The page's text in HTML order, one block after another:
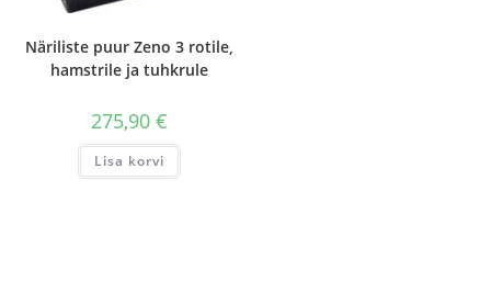
Näriliste puur Zeno 3 rotile,
hamstrile ja tuhkrule
275,90€
Lisa korvi